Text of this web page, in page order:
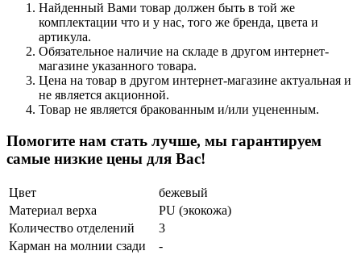
Найденный Вами товар должен быть в той же
комплектации что и у нас, того же бренда, цвета и
артикула.
Обязательное наличие на складе в другом интернет-
магазине указанного товара.
Цена на товар в другом интернет-магазине актуальная и
не является акционной.
Товар не является бракованным и/или уцененным.
Помогите нам стать лучше, мы гарантируем
самые низкие цены для Вас!
Цвет
бежевый
Материал верха
PU (экокожа)
Количество отделений
3
Карман на молнии сзади
-